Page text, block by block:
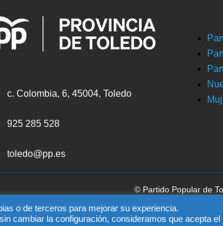
c. Colombia, 6, 45004, Toledo
925 285 528
toledo@pp.es
© Partido Popular de
El uso de este sitio implica la aceptación del
o de terceros para mejorar su experiencia.
cambiar la configuración, consideramos que acepta